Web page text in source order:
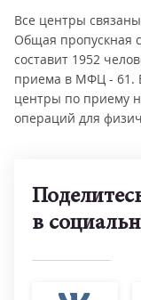
Все центры
Общая пропускная
составит 1952
приема в МФЦ - 61.
центры по приему
операций для
в